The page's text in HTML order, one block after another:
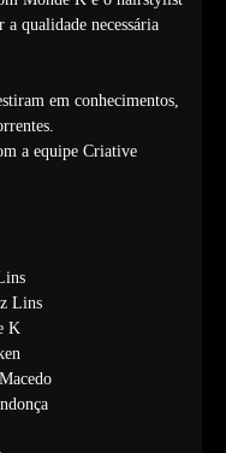
qualidade necessária
em conhecimentos,
a equipe Criative
Lins
K